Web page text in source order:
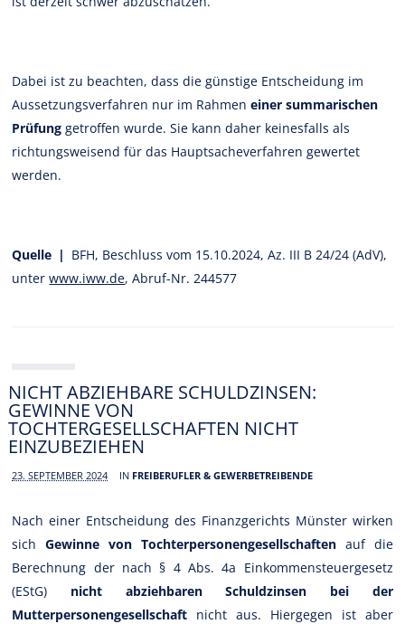
Dabei ist zu beachten, dass die günstige Entscheidung im
Aussetzungsverfahren nur im Rahmen einer summarischen
Prüfung getroffen wurde. Sie kann daher keinesfalls als
richtungsweisend für das Hauptsacheverfahren gewertet
werden.
Quelle | BFH, Beschluss vom 15.10.2024, Az. III B 24/24 (AdV),
unterwww.iww.de, Abruf-Nr. 244577
NICHT ABZIEHBARE SCHULDZINSEN:
GEWINNE VON
TOCHTERGESELLSCHAFTEN NICHT
EINZUBEZIEHEN
23. SEPTEMBER 2024 IN FREIBERUFLER & GEWERBETREIBENDE
Nach einer Entscheidung des Finanzgerichts Münster wirken
sichGewinne von Tochterpersonengesellschaftenauf die
Berechnung der nach § 4 Abs. 4a Einkommensteuergesetz
(EStG) nicht abziehbaren Schuldzinsen bei der
Mutterpersonengesellschaft nicht aus. Hiergegen ist aber